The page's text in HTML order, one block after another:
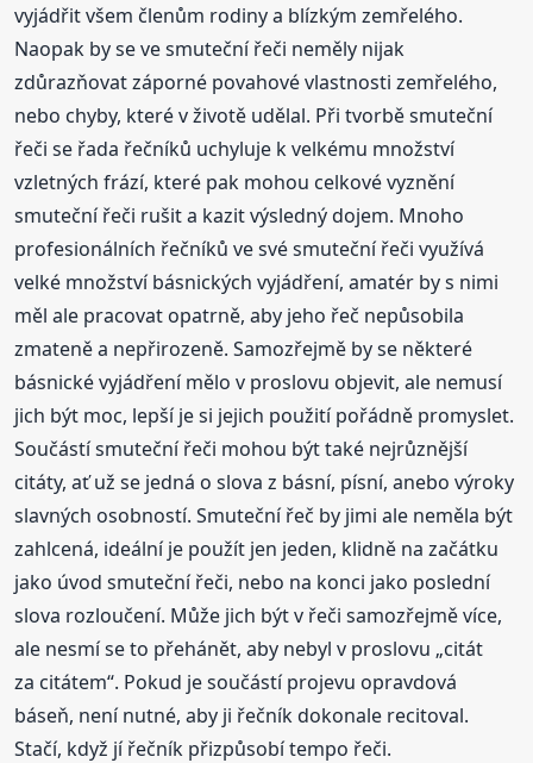
vyjádřit všem členům rodiny a blízkým zemřelého.
Naopak by se ve smuteční řeči neměly nijak
zdůrazňovat záporné povahové vlastnosti zemřelého,
nebo chyby, které v životě udělal. Při tvorbě smuteční
řeči se řada řečníků uchyluje k velkému množství
vzletných frází, které pak mohou celkové vyznění
smuteční řeči rušit a kazit výsledný dojem. Mnoho
profesionálních řečníků ve své smuteční řeči využívá
velké množství básnických vyjádření, amatér by s nimi
měl ale pracovat opatrně, aby jeho řeč nepůsobila
zmateně a nepřirozeně. Samozřejmě by se některé
básnické vyjádření mělo v proslovu objevit, ale nemusí
jich být moc, lepší je si jejich použití pořádně promyslet.
Součástí smuteční řeči mohou být také nejrůznější
citáty, ať už se jedná o slova z básní, písní, anebo výroky
slavných osobností. Smuteční řeč by jimi ale neměla být
zahlcená, ideální je použít jen jeden, klidně na začátku
jako úvod smuteční řeči, nebo na konci jako poslední
slova rozloučení. Může jich být v řeči samozřejmě více,
ale nesmí se to přehánět, aby nebyl v proslovu „citát
za citátem“. Pokud je součástí projevu opravdová
báseň, není nutné, aby ji řečník dokonale recitoval.
Stačí, když jí řečník přizpůsobí tempo řeči.